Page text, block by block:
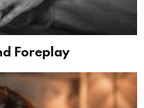
Foreplay